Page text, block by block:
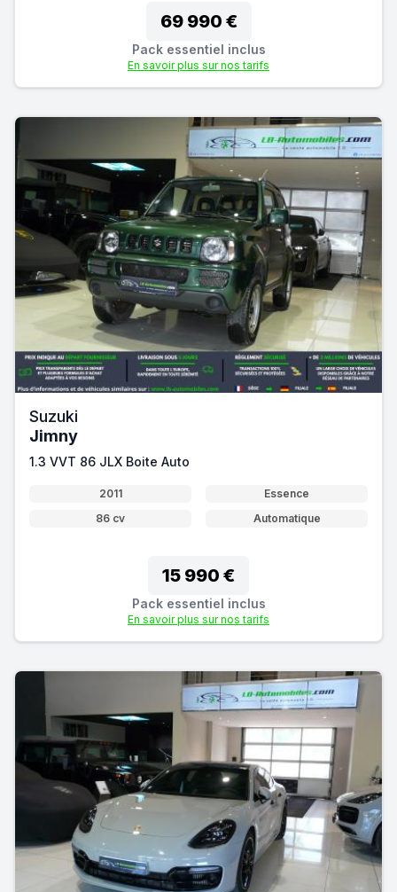
69 990 €
Pack essentiel inclus
En savoir plus sur nos tarifs
Suzuki
Jimny
1.3 VVT 86 JLX Boite Auto
2011
Essence
86 cv
Automatique
15 990 €
Pack essentiel inclus
En savoir plus sur nos tarifs